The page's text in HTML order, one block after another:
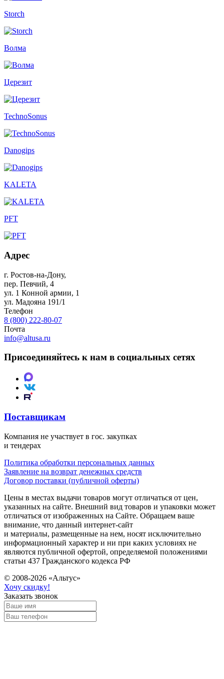
Storch
Волма
Церезит
TechnoSonus
Danogips
KALETA
PFT
Адрес
г. Ростов-на-Дону,
пер. Певчий, 4
ул. 1 Конной армии, 1
ул. Мадояна 191/1
Телефон
8 (800) 222-80-07
Почта
info@altusa.ru
Присоединяйтесь к нам в социальных сетях
Поставщикам
Компания не участвует в гос. закупках
и тендерах
Политика обработки персональных данных
Заявление на возврат денежных средств
Договор поставки (публичной оферты)
Цены в местах выдачи товаров могут отличаться от цен,
указанных на сайте. Внешний вид товаров и упаковки может
отличаться от изображенных на Сайте. Обращаем ваше
внимание, что данный интернет-сайт
и материалы, размещенные на нем, носят исключительно
информационный характер и ни при каких условиях не
являются публичной офертой, определяемой положениями
статьи 437 Гражданского кодекса РФ
© 2008-2026 «Альтус»
Хочу скидку!
Заказать звонок